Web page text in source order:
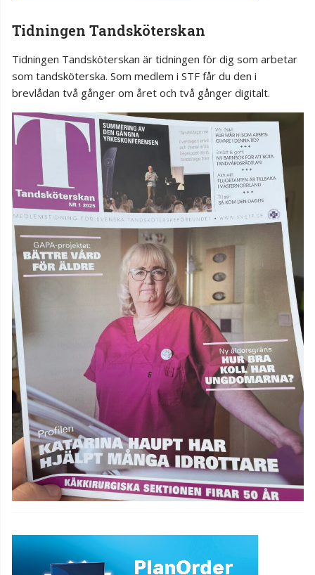
Tidningen Tandsköterskan
Tidningen Tandsköterskan är tidningen för dig som arbetar
som tandsköterska. Som medlem i STF får du den i
brevlådan två gånger om året och två gånger digitalt.